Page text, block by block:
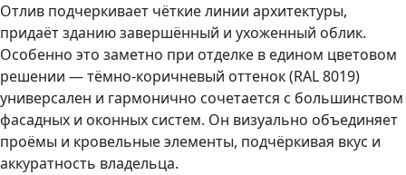
Отлив подчеркивает чёткие линии архитектуры,
придаёт зданию завершённый и ухоженный облик.
Особенно это заметно при отделке в едином цветовом
решении — тёмно-коричневый оттенок (RAL 8019)
универсален и гармонично сочетается с большинством
фасадных и оконных систем. Он визуально объединяет
проёмы и кровельные элементы, подчёркивая вкус и
аккуратность владельца.